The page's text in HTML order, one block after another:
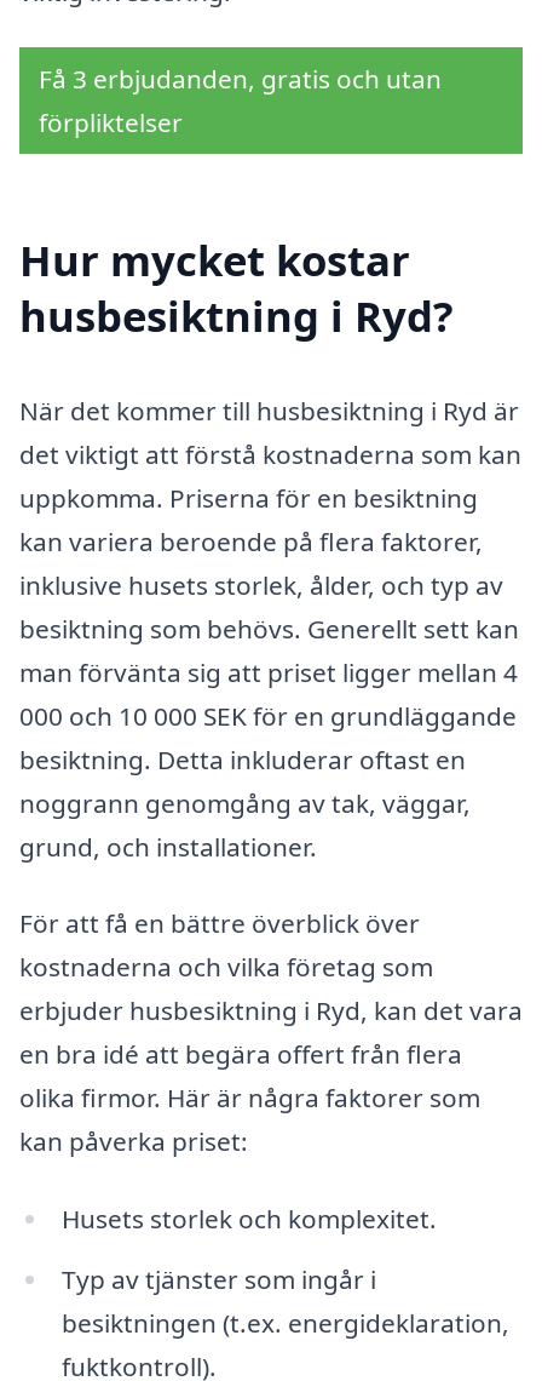
Få 3 erbjudanden, gratis och utan
förpliktelser
Hur mycket kostar
husbesiktning i Ryd?
När det kommer till husbesiktning i Ryd är
det viktigt att förstå kostnaderna som kan
uppkomma. Priserna för en besiktning
kan variera beroende på flera faktorer,
inklusive husets storlek, ålder, och typ av
besiktning som behövs. Generellt sett kan
man förvänta sig att priset ligger mellan 4
000 och 10 000 SEK för en grundläggande
besiktning. Detta inkluderar oftast en
noggrann genomgång av tak, väggar,
grund, och installationer.
För att få en bättre överblick över
kostnaderna och vilka företag som
erbjuder husbesiktning i Ryd, kan det vara
en bra idé att begära offert från flera
olika firmor. Här är några faktorer som
kan påverka priset:
Husets storlek och komplexitet.
Typ av tjänster som ingår i
besiktningen (t.ex. energideklaration,
fuktkontroll).